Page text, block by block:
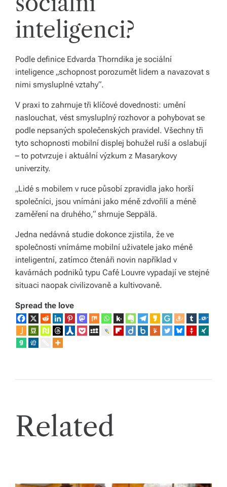
e
inteligenci?
Podle definice Edvarda Thorndika je sociální
inteligence „schopnost porozumět lidem a navazovat s
nimi smysluplné vztahy“.
V praxi to zahrnuje tři klíčové dovednosti: umění
naslouchat, vést smysluplný rozhovor a pohybovat se
podle nepsaných společenských pravidel. Všechny tři
tyto schopnosti mobilní displej bohužel ruší a oslabují
– to potvrzuje i aktuální výzkum z Masarykovy
univerzity.
„Lidé s mobilem v ruce působí zpravidla jako horší
společníci, jsou vnímáni jako méně zdvořilí a méně
zaměření na druhého,“ shrnuje Seppälä.
Jedna nedávná studie dokonce zjistila, že ve
společnosti vnímáme mobilní uživatele jako méně
inteligentní, zatímco čtenáři novin například v
kavárnách podniků typu Café Louvre vypadají ve stejné
situaci naopak civilizovaně a kultivovaně.
Spread the love
Related